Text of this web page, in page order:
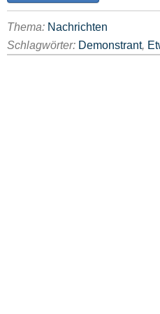
Thema: Nachrichten
Schlagwörter: Demonstrant,